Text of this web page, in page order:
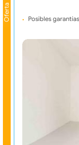
Oferta Posibles